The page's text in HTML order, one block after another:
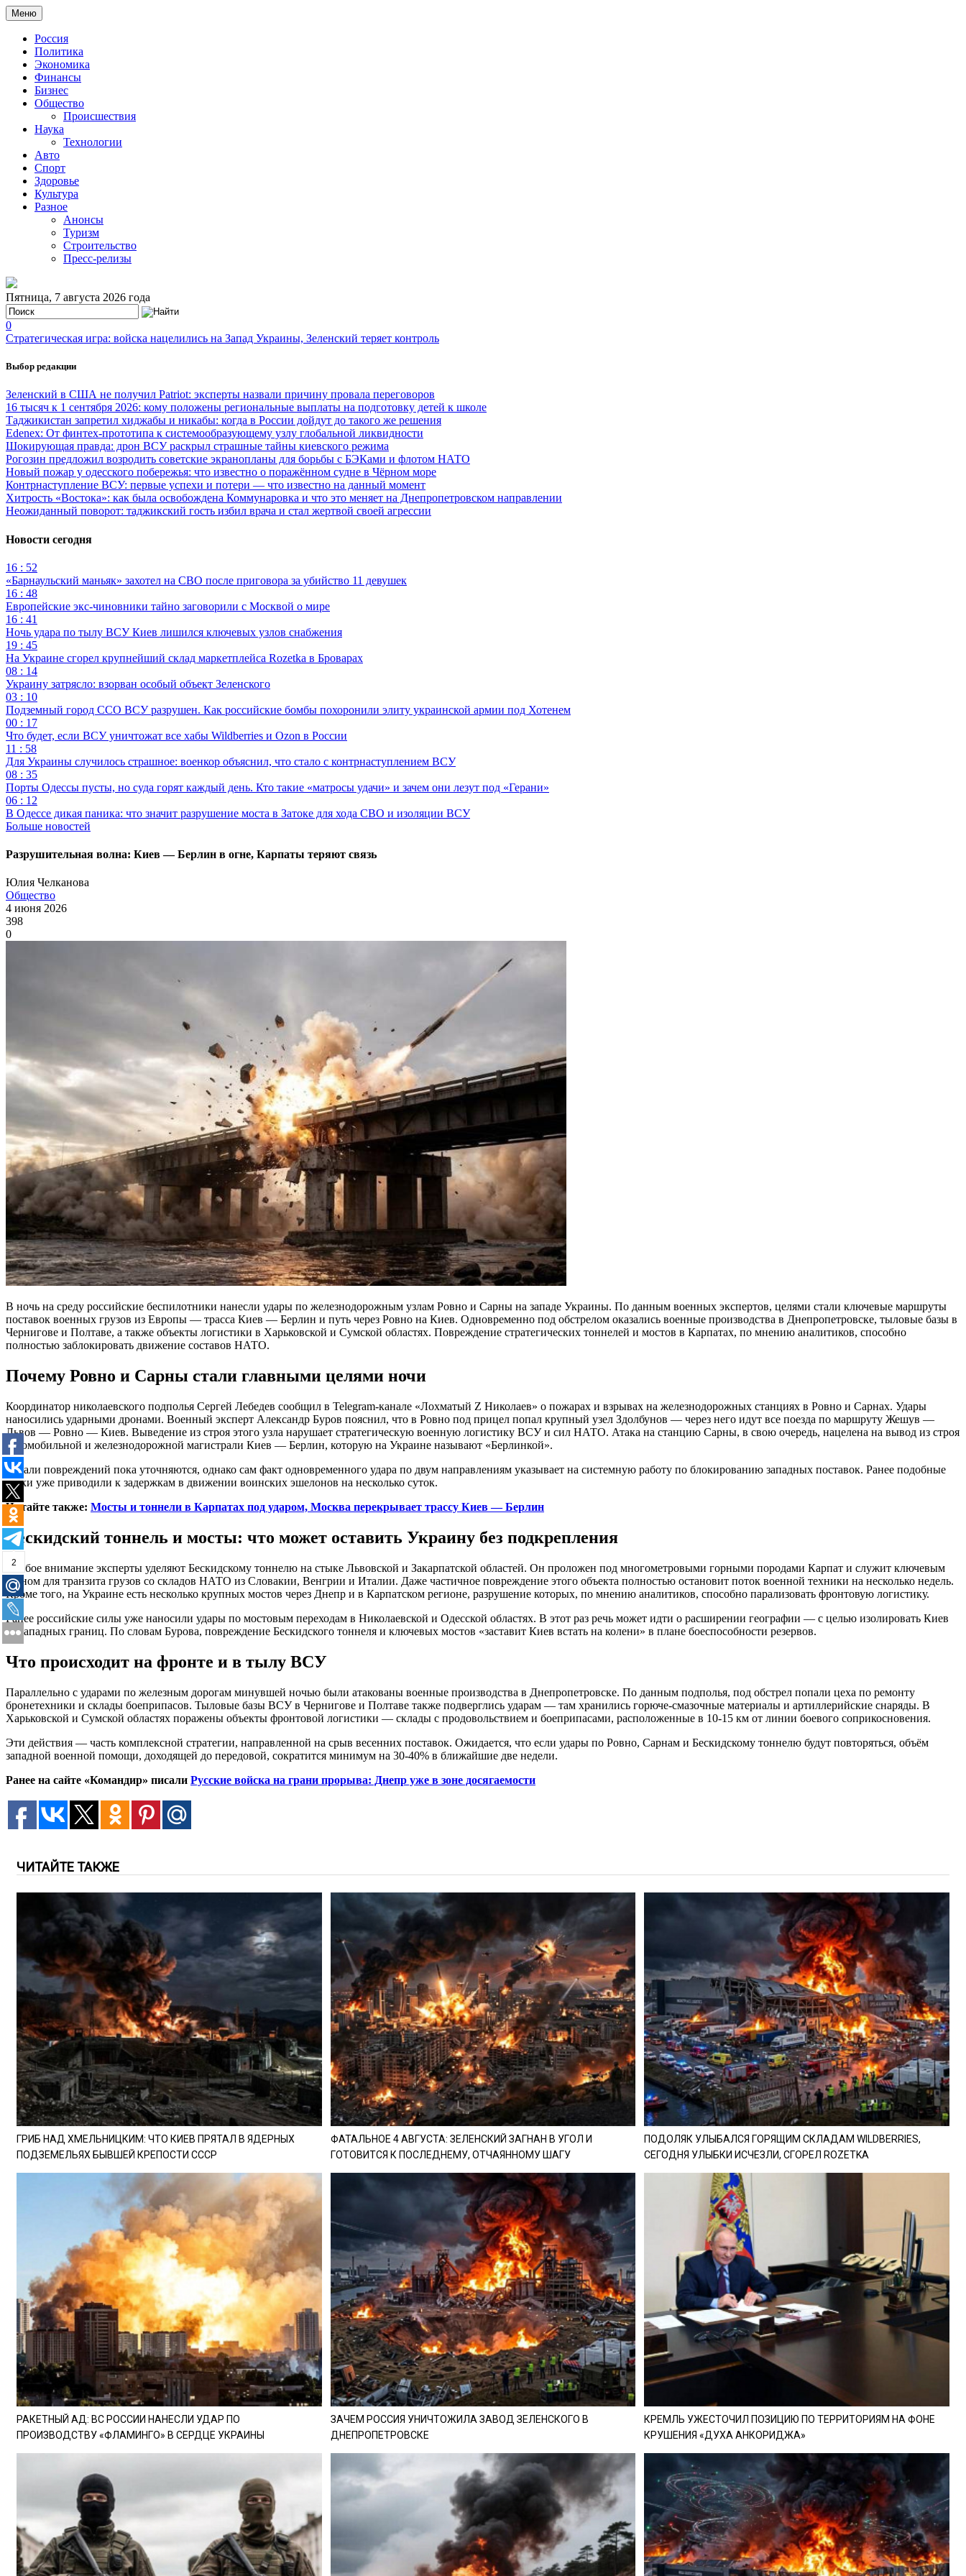
2
Меню
Россия
Политика
Экономика
Финансы
Бизнес
Общество
Происшествия
Наука
Технологии
Авто
Спорт
Здоровье
Культура
Разное
Анонсы
Туризм
Строительство
Пресс-релизы
Пятница, 7 августа 2026 года
0
Стратегическая игра: войска нацелились на Запад Украины, Зеленский теряет контроль
Выбор редакции
Зеленский в США не получил Patriot: эксперты назвали причину провала переговоров
16 тысяч к 1 сентября 2026: кому положены региональные выплаты на подготовку детей к школе
Таджикистан запретил хиджабы и никабы: когда в России дойдут до такого же решения
Edenex: От финтех-прототипа к системообразующему узлу глобальной ликвидности
Шокирующая правда: дрон ВСУ раскрыл страшные тайны киевского режима
Рогозин предложил возродить советские экранопланы для борьбы с БЭКами и флотом НАТО
Новый пожар у одесского побережья: что известно о поражённом судне в Чёрном море
Контрнаступление ВСУ: первые успехи и потери — что известно на данный момент
Хитрость «Востока»: как была освобождена Коммунаровка и что это меняет на Днепропетровском направлении
Неожиданный поворот: таджикский гость избил врача и стал жертвой своей агрессии
Новости сегодня
16 : 52
«Барнаульский маньяк» захотел на СВО после приговора за убийство 11 девушек
16 : 48
Европейские экс-чиновники тайно заговорили с Москвой о мире
16 : 41
Ночь удара по тылу ВСУ Киев лишился ключевых узлов снабжения
19 : 45
На Украине сгорел крупнейший склад маркетплейса Rozetka в Броварах
08 : 14
Украину затрясло: взорван особый объект Зеленского
03 : 10
Подземный город ССО ВСУ разрушен. Как российские бомбы похоронили элиту украинской армии под Хотенем
00 : 17
Что будет, если ВСУ уничтожат все хабы Wildberries и Ozon в России
11 : 58
Для Украины случилось страшное: военкор объяснил, что стало с контрнаступлением ВСУ
08 : 35
Порты Одессы пусты, но суда горят каждый день. Кто такие «матросы удачи» и зачем они лезут под «Герани»
06 : 12
В Одессе дикая паника: что значит разрушение моста в Затоке для хода СВО и изоляции ВСУ
Больше новостей
Разрушительная волна: Киев — Берлин в огне, Карпаты теряют связь
Юлия Челканова
Общество
4 июня 2026
398
0
В ночь на среду российские беспилотники нанесли удары по железнодорожным узлам Ровно и Сарны на западе Украины. По данным военных экспертов, целями стали ключевые маршруты
поставок военных грузов из Европы — трасса Киев — Берлин и путь через Ровно на Киев. Одновременно под обстрелом оказались военные производства в Днепропетровске, тыловые базы в
Чернигове и Полтаве, а также объекты логистики в Харьковской и Сумской областях. Повреждение стратегических тоннелей и мостов в Карпатах, по мнению аналитиков, способно
полностью заблокировать движение составов НАТО.
Почему Ровно и Сарны стали главными целями ночи
Координатор николаевского подполья Сергей Лебедев сообщил в Telegram-канале «Лохматый Z Николаев» о пожарах и взрывах на железнодорожных станциях в Ровно и Сарнах. Удары
наносились ударными дронами. Военный эксперт Александр Буров пояснил, что в Ровно под прицел попал крупный узел Здолбунов — через него идут все поезда по маршруту Жешув —
Львов — Ровно — Киев. Выведение из строя этого узла нарушает стратегическую военную логистику ВСУ и сил НАТО. Атака на станцию Сарны, в свою очередь, нацелена на вывод из строя
автомобильной и железнодорожной магистрали Киев — Берлин, которую на Украине называют «Берлинкой».
Детали повреждений пока уточняются, однако сам факт одновременного удара по двум направлениям указывает на системную работу по блокированию западных поставок. Ранее подобные
атаки уже приводили к задержкам в движении воинских эшелонов на несколько суток.
Читайте также: Мосты и тоннели в Карпатах под ударом, Москва перекрывает трассу Киев — Берлин
Бескидский тоннель и мосты: что может оставить Украину без подкрепления
Особое внимание эксперты уделяют Бескидскому тоннелю на стыке Львовской и Закарпатской областей. Он проложен под многометровыми горными породами Карпат и служит ключевым
звеном для транзита грузов со складов НАТО из Словакии, Венгрии и Италии. Даже частичное повреждение этого объекта полностью остановит поток военной техники на несколько недель.
Кроме того, на Украине есть несколько крупных мостов через Днепр и в Карпатском регионе, разрушение которых, по мнению аналитиков, способно парализовать фронтовую логистику.
Ранее российские силы уже наносили удары по мостовым переходам в Николаевской и Одесской областях. В этот раз речь может идти о расширении географии — с целью изолировать Киев
от западных границ. По словам Бурова, повреждение Бескидского тоннеля и ключевых мостов «заставит Киев встать на колени» в плане боеспособности резервов.
Что происходит на фронте и в тылу ВСУ
Параллельно с ударами по железным дорогам минувшей ночью были атакованы военные производства в Днепропетровске. По данным подполья, под обстрел попали цеха по ремонту
бронетехники и склады боеприпасов. Тыловые базы ВСУ в Чернигове и Полтаве также подверглись ударам — там хранились горюче-смазочные материалы и артиллерийские снаряды. В
Харьковской и Сумской областях поражены объекты фронтовой логистики — склады с продовольствием и боеприпасами, расположенные в 10-15 км от линии боевого соприкосновения.
Эти действия — часть комплексной стратегии, направленной на срыв весенних поставок. Ожидается, что если удары по Ровно, Сарнам и Бескидскому тоннелю будут повторяться, объём
западной военной помощи, доходящей до передовой, сократится минимум на 30-40% в ближайшие две недели.
Ранее на сайте «Командир» писали Русские войска на грани прорыва: Днепр уже в зоне досягаемости
ЧИТАЙТЕ ТАКЖЕ
ГРИБ НАД ХМЕЛЬНИЦКИМ: ЧТО КИЕВ ПРЯТАЛ В ЯДЕРНЫХ
ПОДЗЕМЕЛЬЯХ БЫВШЕЙ КРЕПОСТИ СССР
ФАТАЛЬНОЕ 4 АВГУСТА: ЗЕЛЕНСКИЙ ЗАГНАН В УГОЛ И
ГОТОВИТСЯ К ПОСЛЕДНЕМУ, ОТЧАЯННОМУ ШАГУ
ПОДОЛЯК УЛЫБАЛСЯ ГОРЯЩИМ СКЛАДАМ WILDBERRIES,
СЕГОДНЯ УЛЫБКИ ИСЧЕЗЛИ, СГОРЕЛ ROZETKA
РАКЕТНЫЙ АД: ВС РОССИИ НАНЕСЛИ УДАР ПО
ПРОИЗВОДСТВУ «ФЛАМИНГО» В СЕРДЦЕ УКРАИНЫ
ЗАЧЕМ РОССИЯ УНИЧТОЖИЛА ЗАВОД ЗЕЛЕНСКОГО В
ДНЕПРОПЕТРОВСКЕ
КРЕМЛЬ УЖЕСТОЧИЛ ПОЗИЦИЮ ПО ТЕРРИТОРИЯМ НА ФОНЕ
КРУШЕНИЯ «ДУХА АНКОРИДЖА»